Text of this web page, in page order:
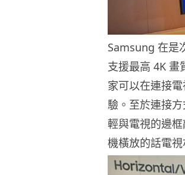
Samsung 在是
支援最高 4K 畫
家可以在連接
驗。至於連接
輕與電視的邊
機橫放的話電